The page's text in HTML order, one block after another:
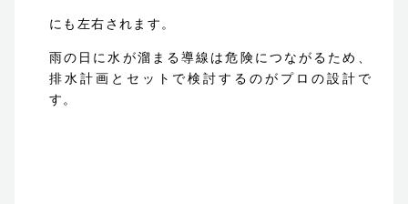
にも左右されます。
雨の日に水が溜まる導線は危険につながるため、
排水計画とセットで検討するのがプロの設計で
す。